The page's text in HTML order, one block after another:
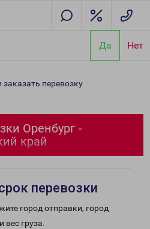
Да Нет
заказать перевозку
Оренбург -
край
перевозки
город отправки, город
вес груза.